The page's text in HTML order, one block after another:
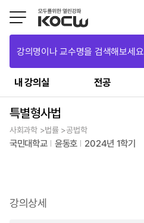
강의명이나 교수명을 검색해보세요
내 강의실 전공
특별형사법
사회과학 >법률 >공법학
국민대학교 윤동호 2024년 1학기
강의상세